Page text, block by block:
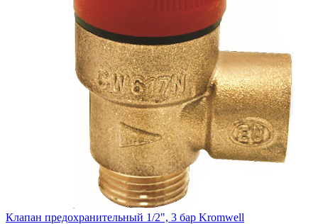
Клапан предохранительный 1/2", 3 бар Kromwell